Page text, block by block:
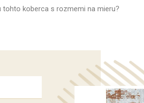
tohto koberca s rozmemi na mieru?